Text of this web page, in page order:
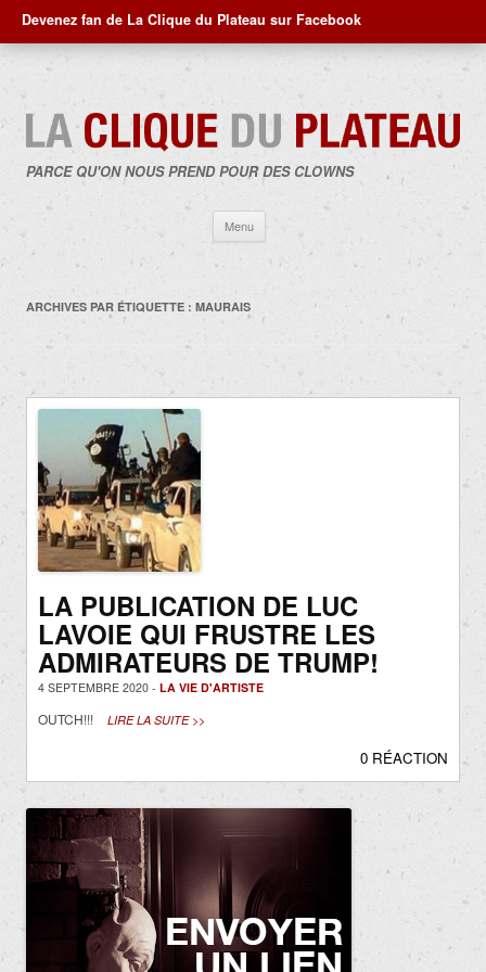
Devenez fan de La Clique du Plateau sur Facebook
PARCE QU'ON NOUS PREND POUR DES CLOWNS
Menu
contenu
ARCHIVES PAR ÉTIQUETTE : MAURAIS
LA PUBLICATION DE LUC
LAVOIE QUI FRUSTRE LES
ADMIRATEURS DE TRUMP!
4 SEPTEMBRE 2020 - LA VIE D'ARTISTE
OUTCH!!! LIRE LA SUITE >>
0 RÉACTION